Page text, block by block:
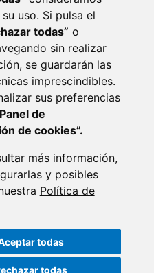
uso. Si pulsa el
todas” o
sin realizar
se guardarán las
imprescindibles.
sus preferencias
de
de cookies”.
más información,
y posibles
Política de
todas
todas
DE DATOS
COOKIES
ENLACE EXTERNO AL